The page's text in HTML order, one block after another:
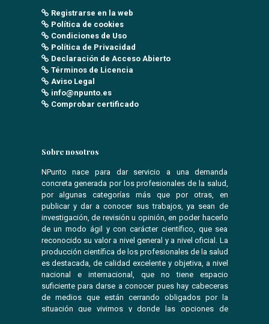
Registrarse en la web
Política de cookies
Condiciones de Uso
Política de Privacidad
Declaración de Acceso Abierto
Términos de Licencia
Aviso Legal
info@npunto.es
Comprobar certificado
Sobre nosotros
NPunto nace para dar servicio a una demanda
concreta generada por los profesionales de la salud,
por algunas categorías más que por otras, en
publicar y dar a conocer sus trabajos, ya sean de
investigación, de revisión u opinión, en poder hacerlo
de un modo ágil y con carácter científico, que sea
reconocido su valor a nivel general y a nivel oficial. La
producción científica de los profesionales de la salud
es destacada, de calidad excelente y objetiva, a nivel
nacional e internacional, que no tiene espacio
suficiente para darse a conocer pues hay cabeceras
de medios que están cerrando obligados por la
situación que vivimos y donde las opciones de